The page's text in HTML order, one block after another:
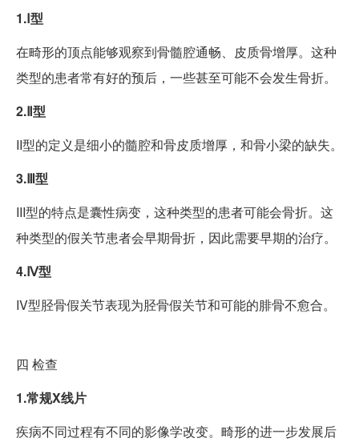
1.Ⅰ型
在畸形的顶点能够观察到骨髓腔通畅、皮质骨增厚。这种
类型的患者常有好的预后，一些甚至可能不会发生骨折。
2.Ⅱ型
II型的定义是细小的髓腔和骨皮质增厚，和骨小梁的缺失。
3.Ⅲ型
III型的特点是囊性病变，这种类型的患者可能会骨折。这
种类型的假关节患者会早期骨折，因此需要早期的治疗。
4.Ⅳ型
IV型胫骨假关节表现为胫骨假关节和可能的腓骨不愈合。
四 检查
1.常规X线片
疾病不同过程有不同的影像学改变。畸形的进一步发展后